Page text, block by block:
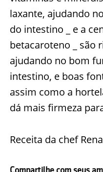
laxante, ajudando
do intestino _ e a
betacaroteno _ são
ajudando no bom
intestino, e boas
assim como a
dá mais firmeza
Receita da chef